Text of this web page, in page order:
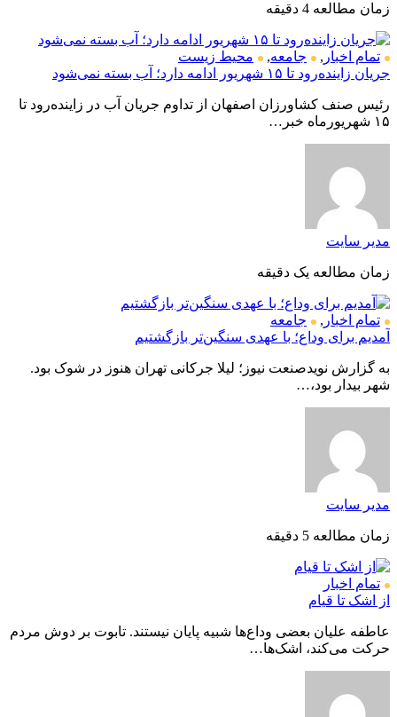
زمان مطالعه 4 دقیقه
تمام اخبار , جامعه,
محیط زیست
جریان زاینده‌رود تا ۱۵ شهریور ادامه دارد؛ آب بسته نمی‌شود
رئیس صنف کشاورزان اصفهان از تداوم جریان آب در زاینده‌رود تا
۱۵ شهریورماه خبر…
مدیر سایت
زمان مطالعه یک دقیقه
تمام اخبار ,
جامعه
آمدیم برای وداع؛ با عهدی سنگین‌تر بازگشتیم
به گزارش نویدصنعت نیوز؛ لیلا جرکانی تهران هنوز در شوک بود.
شهر بیدار بود،…
مدیر سایت
زمان مطالعه 5 دقیقه
تمام اخبار
از اشک تا قیام
عاطفه علیان بعضی وداع‌ها شبیه پایان نیستند. تابوت بر دوش مردم
حرکت می‌کند، اشک‌ها…